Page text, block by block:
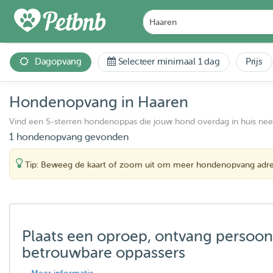
Dagopvang Selecteer minimaal 1 dag Prijs
Hondenopvang in Haaren
Vind een 5-sterren hondenoppas die jouw hond overdag in huis
1 hondenopvang gevonden
Tip: Beweeg de kaart of zoom uit om meer hondenopvang
Plaats een oproep, ontvang
betrouwbare oppassers